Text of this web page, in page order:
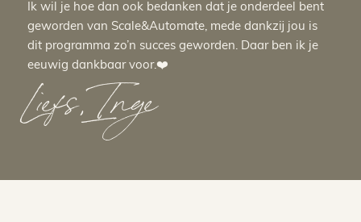
Ik wil je hoe dan ook bedanken dat je onderdeel bent
geworden van Scale&Automate, mede dankzij jou is
dit programma zo’n succes geworden. Daar ben ik je
eeuwig dankbaar voor.❤️
Liefs, Inge